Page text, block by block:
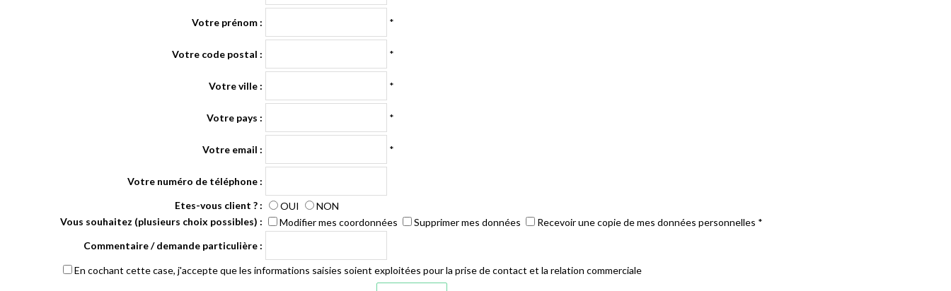
Votre prénom : *
Votre code postal : *
Votre ville : *
Votre pays : *
Votre email : *
Votre numéro de téléphone :
Etes-vous client ? :
OUI
NON
Vous souhaitez (plusieurs choix possibles) :
Modifier mes coordonnées Supprimer mes données Recevoir une copie de mes données personnelles *
Commentaire / demande particulière :
En cochant cette case, j'accepte que les informations saisies soient exploitées pour la prise de contact et la relation commerciale